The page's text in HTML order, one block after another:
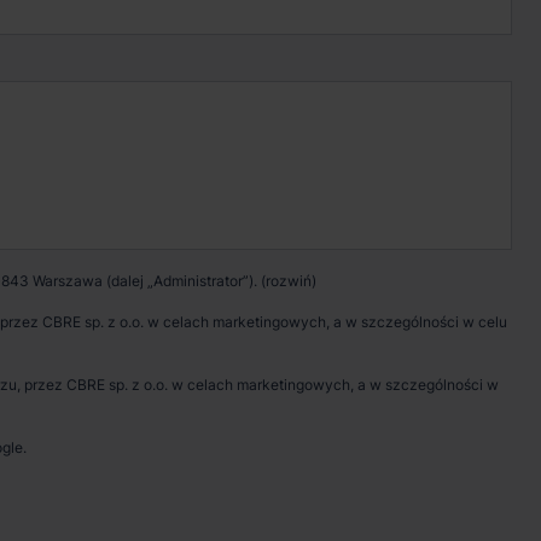
Wypełnij formularz
Warszawa (dalej „Administrator”).
CBRE sp. z o.o. w celach marketingowych, a w szczególności w celu
przez CBRE sp. z o.o. w celach marketingowych, a w szczególności w